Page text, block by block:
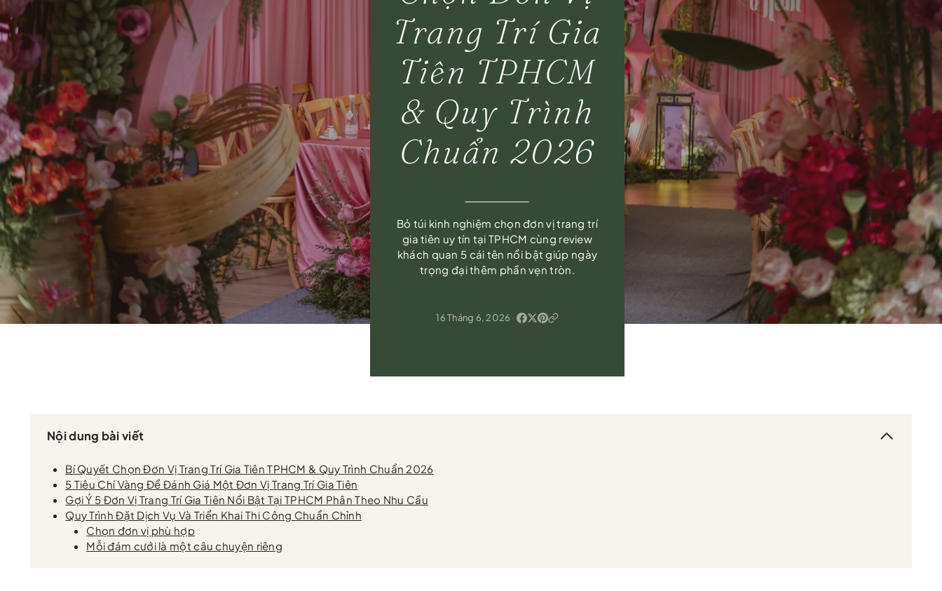
Trang Trí Gia
Tiên TPHCM
& Quy Trình
Chuẩn 2026
Bỏ túi kinh nghiệm chọn đơn vị trang trí
gia tiên uy tín tại TPHCM cùng review
khách quan 5 cái tên nổi bật giúp ngày
trọng đại thêm phần vẹn tròn.
16 Tháng 6, 2026 ·
Nội dung bài viết
Bí Quyết Chọn Đơn Vị Trang Trí Gia Tiên TPHCM & Quy Trình Chuẩn 2026
5 Tiêu Chí Vàng Để Đánh Giá Một Đơn Vị Trang Trí Gia Tiên
Gợi Ý 5 Đơn Vị Trang Trí Gia Tiên Nổi Bật Tại TPHCM Phân Theo Nhu Cầu
Quy Trình Đặt Dịch Vụ Và Triển Khai Thi Công Chuẩn Chỉnh
Chọn đơn vị phù hợp
Mỗi đám cưới là một câu chuyện riêng